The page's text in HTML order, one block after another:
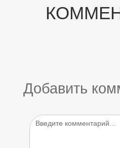
Добавить